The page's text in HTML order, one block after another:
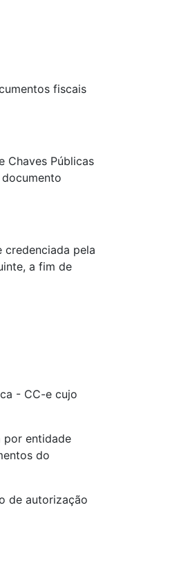
fiscais
Chaves Públicas
pela
a fim de
- CC-e cujo
por entidade
do
de autorização